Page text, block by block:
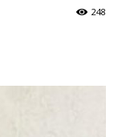
248